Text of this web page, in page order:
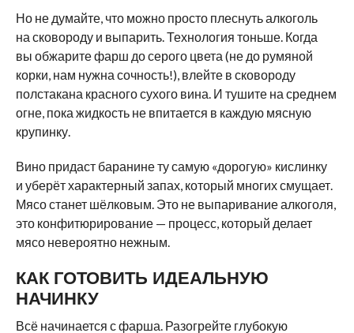
Но не думайте, что можно просто плеснуть алкоголь
на сковороду и выпарить. Технология тоньше. Когда
вы обжарите фарш до серого цвета (не до румяной
корки, нам нужна сочность!), влейте в сковороду
полстакана красного сухого вина. И тушите на среднем
огне, пока жидкость не впитается в каждую мясную
крупинку.
Вино придаст баранине ту самую «дорогую» кислинку
и уберёт характерный запах, который многих смущает.
Мясо станет шёлковым. Это не выпаривание алкоголя,
это конфитюрирование — процесс, который делает
мясо невероятно нежным.
КАК ГОТОВИТЬ ИДЕАЛЬНУЮ
НАЧИНКУ
Всё начинается с фарша. Разогрейте глубокую